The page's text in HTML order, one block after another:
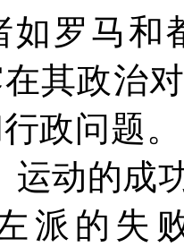
如罗马和
在其政治
政问题。
运动的成
派的失